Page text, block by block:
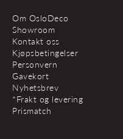
Om OsloDeco
Showroom
Kontakt oss
Kjøpsbetingelser
Personvern
Gavekort
Nyhetsbrev
*Frakt og levering
Prismatch